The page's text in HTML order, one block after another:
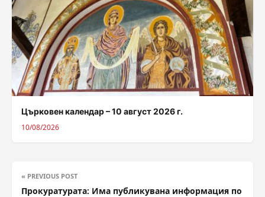
Църковен календар – 10 август 2026 г.
10/08/2026
« PREVIOUS POST
Прокуратурата: Има публикувана информация по